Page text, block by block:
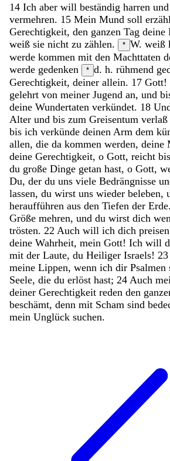
14 Ich aber will beständig harren und
vermehren. 15 Mein Mund soll
Gerechtigkeit, den ganzen Tag deine
weiß sie nicht zu zählen. * W. weiß
werde kommen mit den Machttaten
werde gedenken * d. h. rühmend
Gerechtigkeit, deiner allein. 17 Gott!
gelehrt von meiner Jugend an, und
deine Wundertaten verkündet. 18
Alter und bis zum Greisentum verlaß
bis ich verkünde deinen Arm dem
allen, die da kommen werden, deine
deine Gerechtigkeit, o Gott, reicht bis
du große Dinge getan hast, o Gott,
Du, der du uns viele Bedrängnisse
lassen, du wirst uns wieder beleben,
heraufführen aus den Tiefen der Erde.
Größe mehren, und du wirst dich
trösten. 22 Auch will ich dich preisen
deine Wahrheit, mein Gott! Ich will
mit der Laute, du Heiliger Israels! 23
meine Lippen, wenn ich dir Psalmen
Seele, die du erlöst hast; 24 Auch
deiner Gerechtigkeit reden den
beschämt, denn mit Scham sind
mein Unglück suchen.